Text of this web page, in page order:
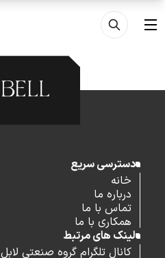
رفتن به محتوای اصلی
منو
دسترسی سریع
خانه
درباره ما
تماس با ما
همکاری با ما
لینک های مرتبط
کانال تلگرام گروه صنعتی لابل